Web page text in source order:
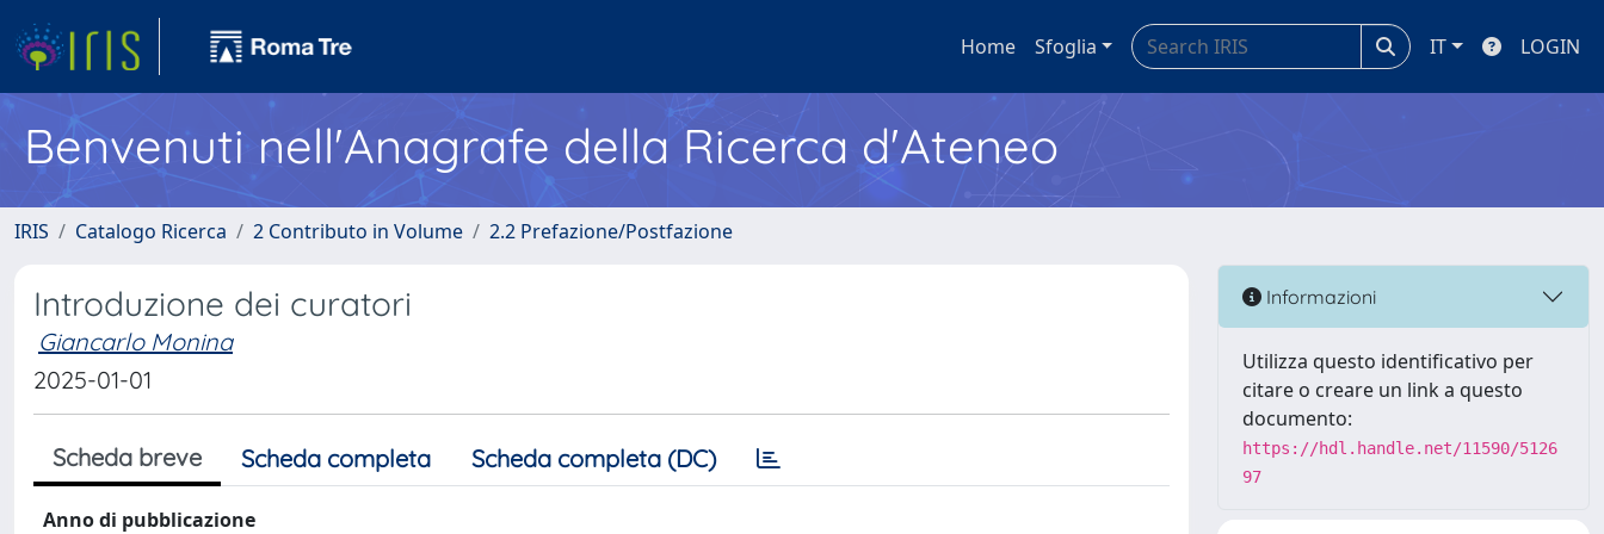
Home Sfoglia IT LOGIN
Benvenuti nell'Anagrafe della Ricerca d'Ateneo
IRIS Catalogo Ricerca 2 Contributo in Volume 2.2 Prefazione/Postfazione
Introduzione dei curatori
Giancarlo Monina
2025-01-01
Scheda breve Scheda completa Scheda completa (DC)
Anno di pubblicazione
Informazioni
Utilizza questo identificativo per
citare o creare un link a questo
documento:
https://hdl.handle.net/11590/5126
97